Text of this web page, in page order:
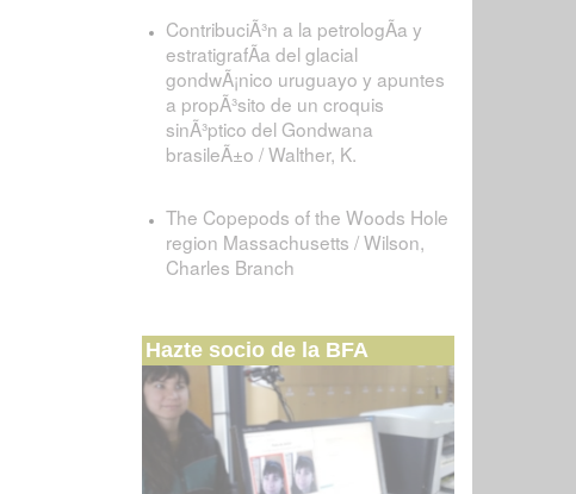
ContribuciÃ³n a la petrologÃ­a y
estratigrafÃ­a del glacial
gondwÃ¡nico uruguayo y apuntes
a propÃ³sito de un croquis
sinÃ³ptico del Gondwana
brasileÃ±o / Walther, K.
The Copepods of the Woods Hole
region Massachusetts / Wilson,
Charles Branch
Hazte socio de la BFA